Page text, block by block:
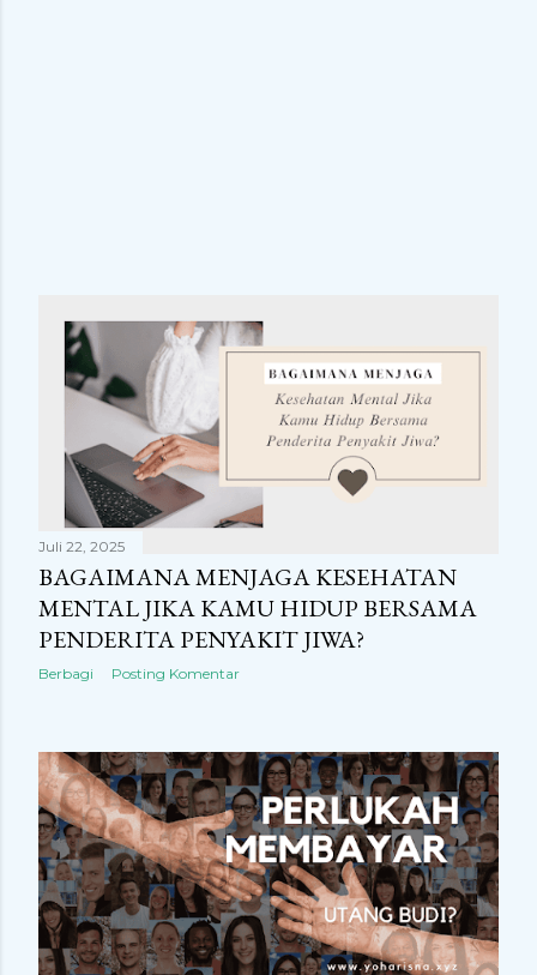
Juli 22, 2025
BAGAIMANA MENJAGA KESEHATAN
MENTAL JIKA KAMU HIDUP BERSAMA
PENDERITA PENYAKIT JIWA?
Berbagi Posting Komentar